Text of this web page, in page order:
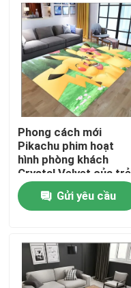
Trang chủ
Các sản phẩm
Về chúng tôi
Phong cách mới
Pikachu phim hoạt
hình phòng khách
Crystal Velvet của trẻ
em, phòng ngủ phòng
khách sàn thảm
Gửi yêu cầu